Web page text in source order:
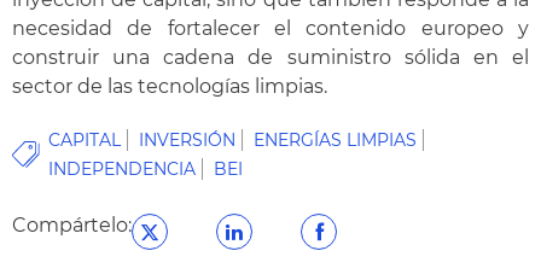
necesidad de fortalecer el contenido europeo y
construir una cadena de suministro sólida en el
sector de las tecnologías limpias.
CAPITAL INVERSIÓN
ENERGÍAS LIMPIAS
INDEPENDENCIA
BEI
Compártelo: